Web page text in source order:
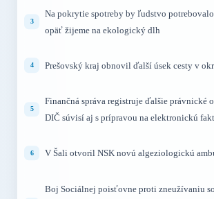
Na pokrytie spotreby by ľudstvo
opäť žijeme na ekologický dlh
Prešovský kraj obnovil ďalší úsek cesty v
Finančná správa registruje ďalšie právnické
DIČ súvisí aj s prípravou na elektronickú
V Šali otvoril NSK novú algeziologickú
Boj Sociálnej poisťovne proti zneužívaniu